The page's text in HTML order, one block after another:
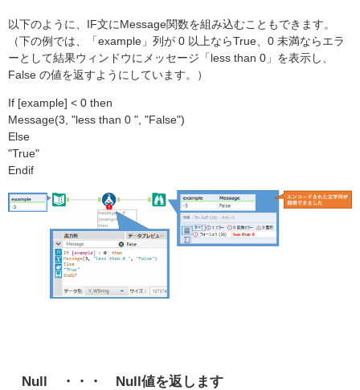
以下のように、IF文にMessage関数を組み込むこともできます。
（下の例では、「example」列が 0 以上ならTrue、0 未満ならエラ
ーとして結果ウィンドウにメッセージ「less than 0」を表示し、
False の値を返すようにしています。）
If [example] < 0 then
Message(3, "less than 0 ", "False")
Else
"True"
Endif
Null ・・・ Null値を返します